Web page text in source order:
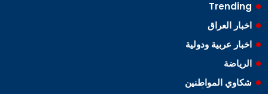
Trending
اخبار العراق
اخبار عربية ودولية
الرياضة
شكاوي المواطنين